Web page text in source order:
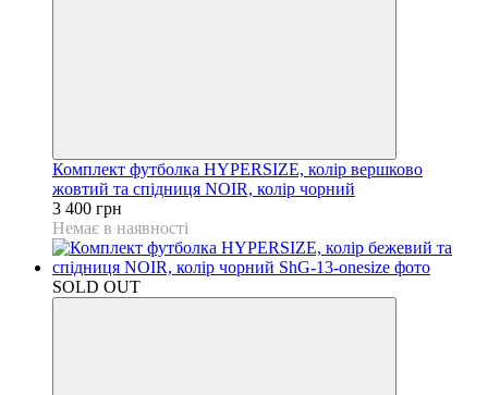
Комплект футболка HYPERSIZE, колір вершково
жовтий та спідниця NOIR, колір чорний
3 400 грн
Немає в наявності
SOLD OUT